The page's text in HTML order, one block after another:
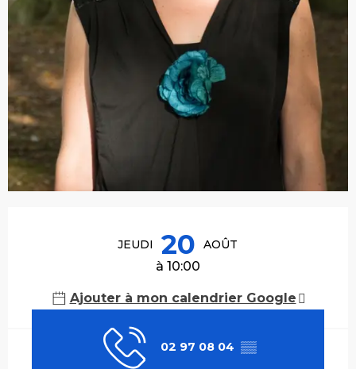
JEUDI 20 AOÛT
à 10:00
Ajouter à mon calendrier Google
02 97 08 04 ▒▒